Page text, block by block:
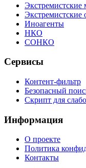
Экстремистские
Экстремистские
Иноагенты
НКО
СОНКО
Сервисы
Контент-фильтр
Безопасный
Скрипт для
Информация
О проекте
Политика
Контакты